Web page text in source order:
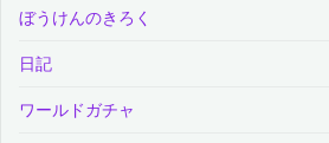
ぼうけんのきろく
日記
ワールドガチャ